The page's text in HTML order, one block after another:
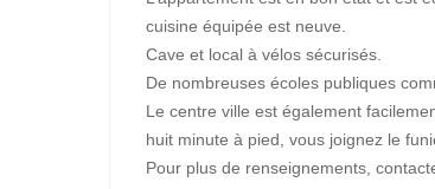
cuisine équipée est neuve.
Cave et local à vélos sécurisés.
De nombreuses écoles publiques
Le centre ville est également
huit minute à pied, vous joignez le
Pour plus de renseignements,